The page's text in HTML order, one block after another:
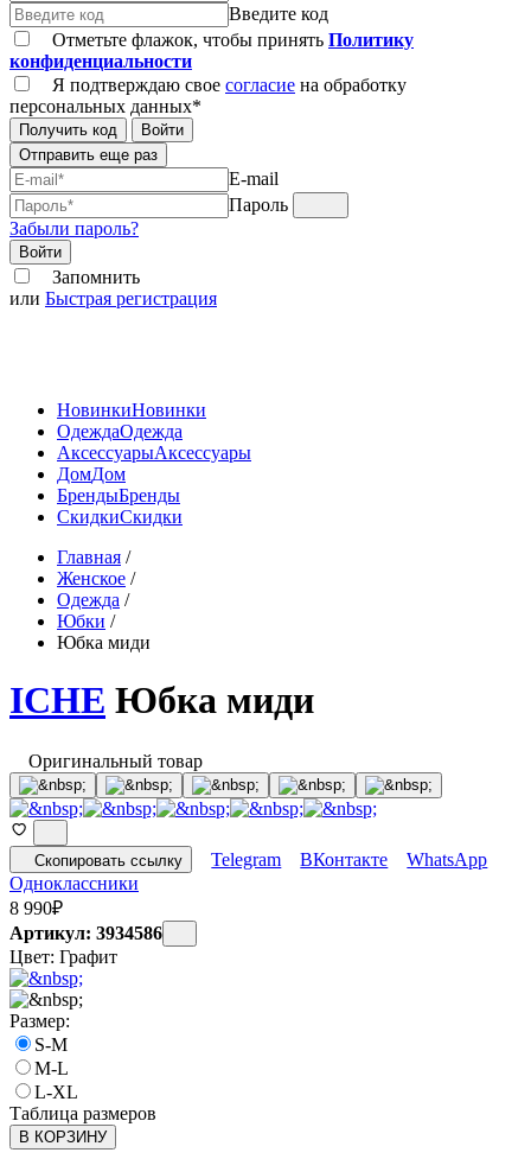
Введите код
Отметьте флажок, чтобы принять Политику
конфиденциальности
Я подтверждаю свое согласие на обработку
персональных данных*
Получить код
Войти
Отправить еще раз
E-mail
Пароль
Забыли пароль?
Войти
Запомнить
или Быстрая регистрация
НовинкиНовинки
ОдеждаОдежда
АксессуарыАксессуары
ДомДом
БрендыБренды
СкидкиСкидки
Главная /
Женское /
Одежда /
Юбки /
Юбка миди
ICHE Юбка миди
Оригинальный товар
Скопировать ссылку Telegram ВКонтакте
WhatsApp
Одноклассники
8 990₽
Артикул: 3934586
Цвет: Графит
Размер:
S-M
M-L
L-XL
Таблица размеров
В КОРЗИНУ